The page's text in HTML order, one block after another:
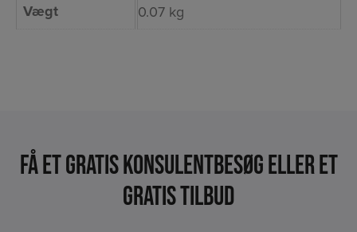
Vægt 0.07 kg
Få et Gratis konsulentbesøg eller et
gratis tilbud